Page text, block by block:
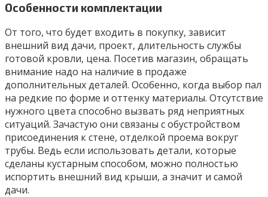
Особенности комплектации
От того, что будет входить в покупку, зависит
внешний вид дачи, проект, длительность службы
готовой кровли, цена. Посетив магазин, обращать
внимание надо на наличие в продаже
дополнительных деталей. Особенно, когда выбор пал
на редкие по форме и оттенку материалы. Отсутствие
нужного цвета способно вызвать ряд неприятных
ситуаций. Зачастую они связаны с обустройством
присоединения к стене, отделкой проема вокруг
трубы. Ведь если использовать детали, которые
сделаны кустарным способом, можно полностью
испортить внешний вид крыши, а значит и самой
дачи.